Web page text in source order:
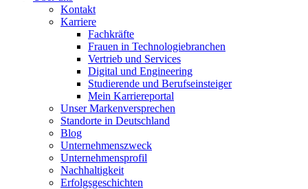
Kontakt
Karriere
Fachkräfte
Frauen in Technologiebranchen
Vertrieb und Services
Digital und Engineering
Studierende und Berufseinsteiger
Mein Karriereportal
Unser Markenversprechen
Standorte in Deutschland
Blog
Unternehmenszweck
Unternehmensprofil
Nachhaltigkeit
Erfolgsgeschichten